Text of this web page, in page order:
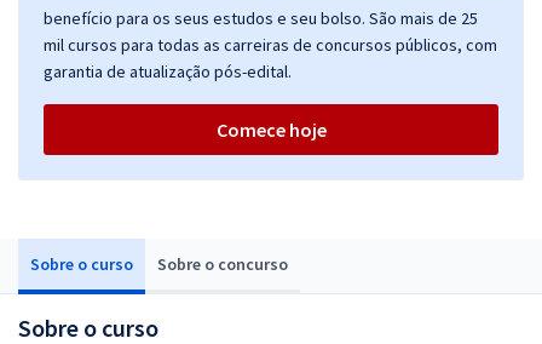
Sobre o curso Sobre o concurso
Sobre o curso
benefício para os seus estudos e seu bolso. São mais de 25
mil cursos para todas as carreiras de concursos públicos, com
garantia de atualização pós-edital.
Comece hoje